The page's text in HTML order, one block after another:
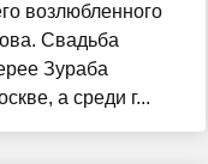
возлюбленного
Свадьба
Зураба
а среди г...